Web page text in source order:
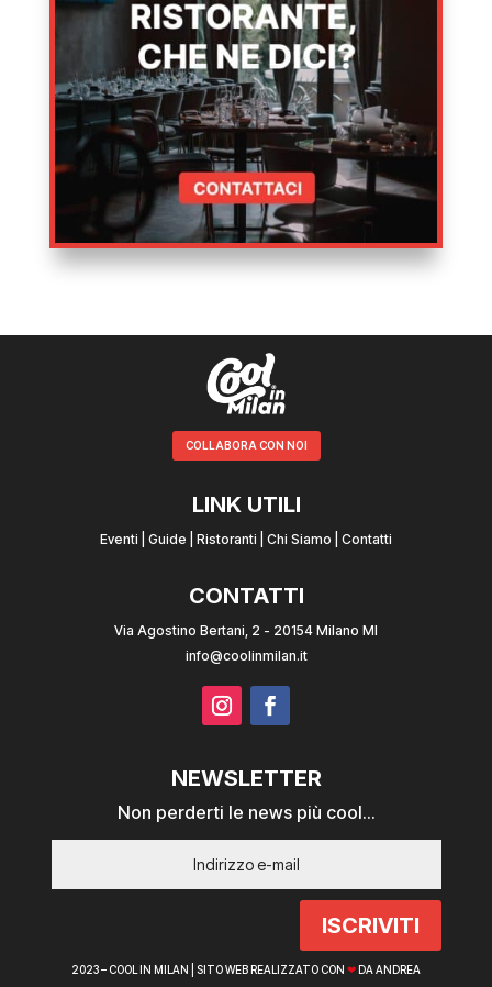
COLLABORA CON NOI
LINK UTILI
Eventi Guide Ristoranti Chi Siamo Contatti
CONTATTI
Via Agostino Bertani, 2 - 20154 Milano MI
info@coolinmilan.it
NEWSLETTER
Non perderti le news più cool...
ISCRIVITI
2023 – COOL IN MILAN | SITO WEB REALIZZATO CON ❤ DA ANDREA